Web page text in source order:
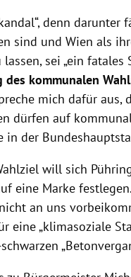
denn darunter
sind und Wien als
sei „ein
des kommunalen
mich dafür aus,
dürfen auf
in der
will sich
eine Marke
an uns
eine „klimasoziale